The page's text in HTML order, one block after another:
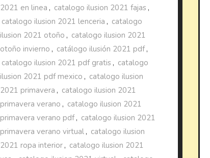
2021 en linea , catalogo ilusion 2021 fajas ,
catalogo ilusion 2021 lenceria , catalogo
ilusion 2021 otoño , catalogo ilusion 2021
otoño invierno , catálogo ilusión 2021 pdf,
catalogo ilusion 2021 pdf gratis , catalogo
ilusion 2021 pdf mexico , catalogo ilusion
2021 primavera , catalogo ilusion 2021
primavera verano , catalogo ilusion 2021
primavera verano pdf, catalogo ilusion 2021
primavera verano virtual , catalogo ilusion
2021 ropa interior , catalogo ilusion 2021